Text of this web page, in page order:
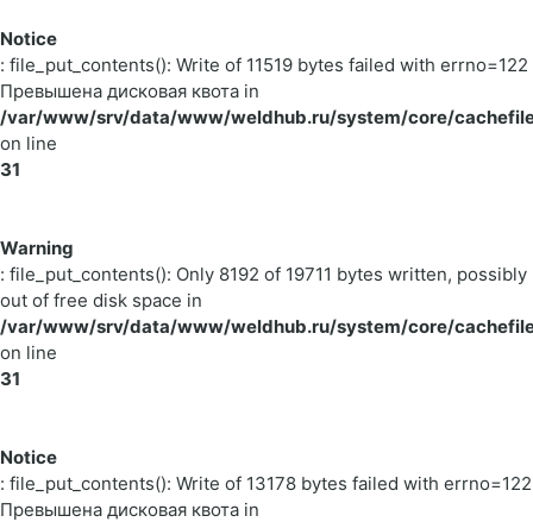
Notice
: file_put_contents(): Write of 11519 bytes failed with errno=122
Превышена дисковая квота in
/var/www/srv/data/www/weldhub.ru/system/core/
on line
31
Warning
: file_put_contents(): Only 8192 of 19711 bytes written, possibly
out of free disk space in
/var/www/srv/data/www/weldhub.ru/system/core/
on line
31
Notice
: file_put_contents(): Write of 13178 bytes failed with errno=122
Превышена дисковая квота in